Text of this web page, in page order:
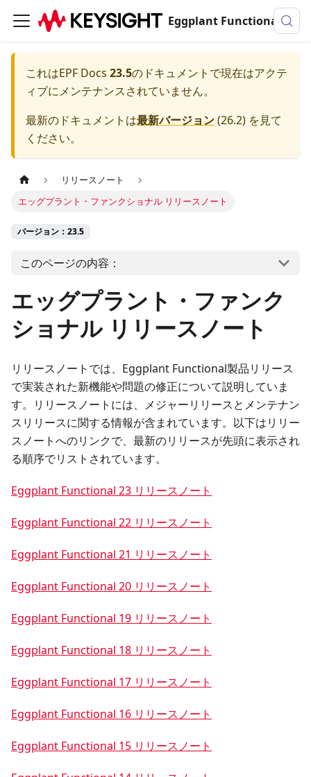
Eggplant Functionalのドキュメンテーション
これはEPF Docs 23.5のドキュメントで現在はアクテ
ィブにメンテナンスされていません。
最新のドキュメントは最新バージョン(26.2) を見て
ください。
リリースノート
エッグプラント・ファンクショナル リリースノート
バージョン：23.5
このページの内容：
エッグプラント・ファンク
ショナル リリースノート
リリースノートでは、Eggplant Functional製品リリース
で実装された新機能や問題の修正について説明していま
す。リリースノートには、メジャーリリースとメンテナン
スリリースに関する情報が含まれています。以下はリリー
スノートへのリンクで、最新のリリースが先頭に表示され
る順序でリストされています。
Eggplant Functional 23 リリースノート
Eggplant Functional 22 リリースノート
Eggplant Functional 21 リリースノート
Eggplant Functional 20 リリースノート
Eggplant Functional 19 リリースノート
Eggplant Functional 18 リリースノート
Eggplant Functional 17 リリースノート
Eggplant Functional 16 リリースノート
Eggplant Functional 15 リリースノート